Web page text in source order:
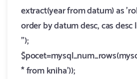
extract(year from datum) as
order by datum desc, cas desc
");
* from kniha'));